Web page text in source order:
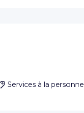
Services à la personne